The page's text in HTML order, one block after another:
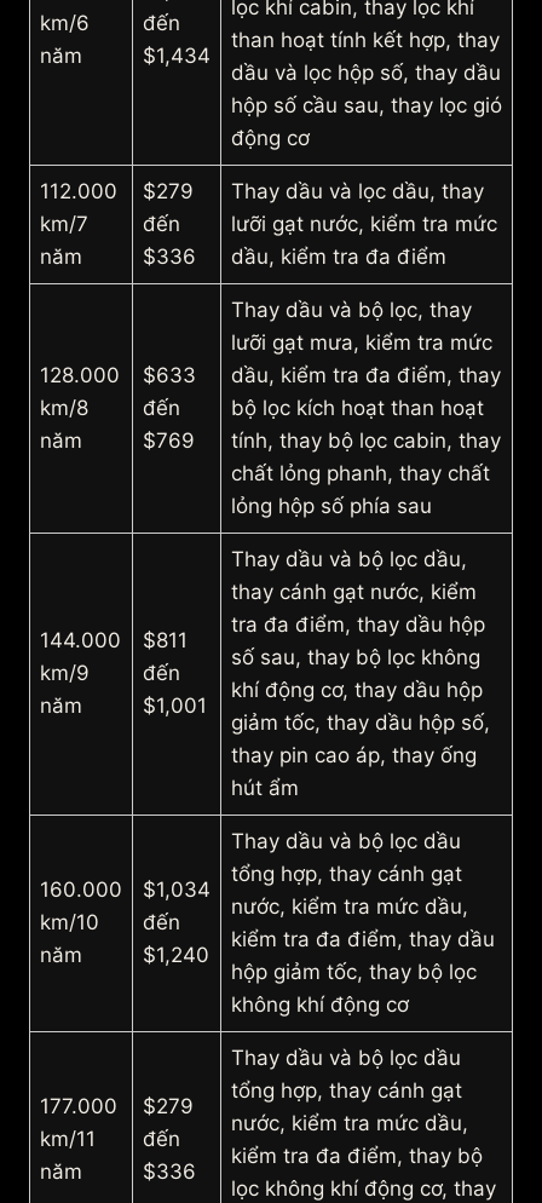
km/6
năm
đến
$1,434
lọc khí cabin, thay lọc khí
than hoạt tính kết hợp, thay
dầu và lọc hộp số, thay dầu
hộp số cầu sau, thay lọc gió
động cơ
112.000
km/7
năm
$279
đến
$336
Thay dầu và lọc dầu, thay
lưỡi gạt nước, kiểm tra mức
dầu, kiểm tra đa điểm
128.000
km/8
năm
$633
đến
$769
Thay dầu và bộ lọc, thay
lưỡi gạt mưa, kiểm tra mức
dầu, kiểm tra đa điểm, thay
bộ lọc kích hoạt than hoạt
tính, thay bộ lọc cabin, thay
chất lỏng phanh, thay chất
lỏng hộp số phía sau
144.000
km/9
năm
$811
đến
$1,001
Thay dầu và bộ lọc dầu,
thay cánh gạt nước, kiểm
tra đa điểm, thay dầu hộp
số sau, thay bộ lọc không
khí động cơ, thay dầu hộp
giảm tốc, thay dầu hộp số,
thay pin cao áp, thay ống
hút ẩm
160.000
km/10
năm
$1,034
đến
$1,240
Thay dầu và bộ lọc dầu
tổng hợp, thay cánh gạt
nước, kiểm tra mức dầu,
kiểm tra đa điểm, thay dầu
hộp giảm tốc, thay bộ lọc
không khí động cơ
177.000
km/11
năm
$279
đến
$336
Thay dầu và bộ lọc dầu
tổng hợp, thay cánh gạt
nước, kiểm tra mức dầu,
kiểm tra đa điểm, thay bộ
lọc không khí động cơ, thay